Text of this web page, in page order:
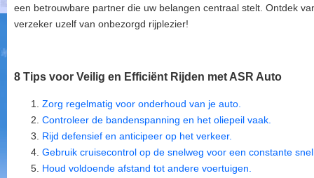
een betrouwbare partner die uw belangen centraal stelt. Ontdek
verzeker uzelf van onbezorgd rijplezier!
8 Tips voor Veilig en Efficiënt Rijden met ASR Auto
Zorg regelmatig voor onderhoud van je auto.
Controleer de bandenspanning en het oliepeil vaak.
Rijd defensief en anticipeer op het verkeer.
Gebruik cruisecontrol op de snelweg voor een constante
Houd voldoende afstand tot andere voertuigen.